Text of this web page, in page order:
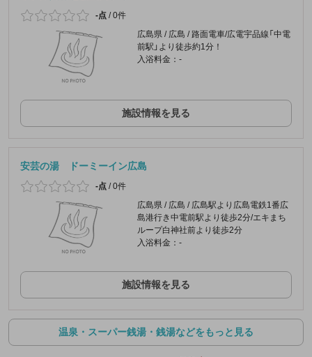
-点 /0件
広島県 / 広島 / 路面電車/広電宇品線「中電
前駅」より徒歩約1分！
入浴料金：-
施設情報を見る
安芸の湯 ドーミーイン広島
-点 /0件
広島県 / 広島 / 広島駅より広島電鉄1番広
島港行き中電前駅より徒歩2分/エキまち
ループ白神社前より徒歩2分
入浴料金：-
施設情報を見る
温泉・スーパー銭湯・銭湯などをもっと見る